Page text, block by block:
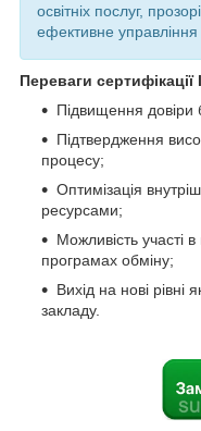
освітніх послуг,
ефективне
Переваги сертифікації
Підвищення довіри
Підтвердження
процесу;
Оптимізація
ресурсами;
Можливість участі
програмах обміну;
Вихід на нові рівні
закладу.